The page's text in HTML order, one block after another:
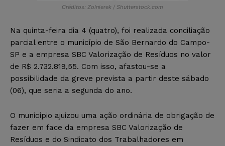
Créditos: Zolnierek / Shutterstock.com
Na quinta-feira dia 4 (quatro), foi realizada conciliação
parcial entre o município de São Bernardo do Campo-
SP e a empresa SBC Valorização de Resíduos no valor
de R$ 2.732.819,55. Com isso, afastou-se a
possibilidade da greve prevista a partir deste sábado
(06), que seria a segunda do ano.
O município ajuizou uma ação ordinária de obrigação de
fazer em face da empresa SBC Valorização de
Resíduos e do Sindicato dos Trabalhadores em